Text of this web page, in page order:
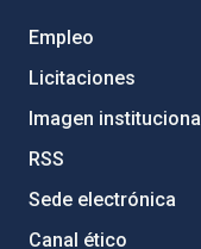
Empleo
Licitaciones
Imagen institucional
RSS
Sede electrónica
Canal ético